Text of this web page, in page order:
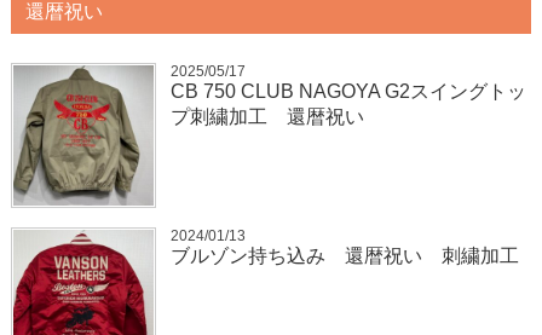
還暦祝い
2025/05/17
CB 750 CLUB NAGOYA G2スイングトッ
プ刺繍加工 還暦祝い
2024/01/13
ブルゾン持ち込み 還暦祝い 刺繍加工